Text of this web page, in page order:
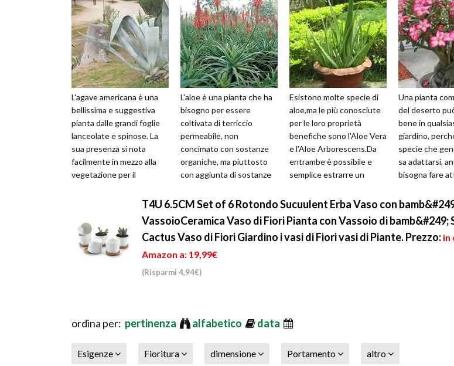
L'agave americana è una
bellissima e suggestiva
pianta dalle grandi foglie
lanceolate e spinose. La
sua presenza si nota
facilmente in mezzo alla
vegetazione per il
L'aloe è una pianta che ha
bisogno per essere
coltivata di terriccio
permeabile, non
concimato con sostanze
organiche, ma piuttosto
con aggiunta di sostanze
devono essere qua
Esistono molte specie di
aloe,ma le più conosciute
per le loro proprietà
benefiche sono l'Aloe Vera
e l'Aloe Arborescens.Da
entrambe è possibile e
semplice estrarre un
depurativo
Una pianta
del deserto
bene in
giardino,
specie che
sa adattarsi,
bisogna fare
farl
T4U 6.5CM Set of 6 Rotondo Sucuulent Erba Vaso con
VassoioCeramica Vaso di Fiori Pianta con Vassoio di bamb&#249;
Cactus Vaso di Fiori Giardino i vasi di Fiori vasi di Piante.Prezzo: in
Amazon a: 19,99€
(Risparmi 4,94€)
ordina per: pertinenza alfabetico data
Esigenze Fioritura dimensione Portamento altro